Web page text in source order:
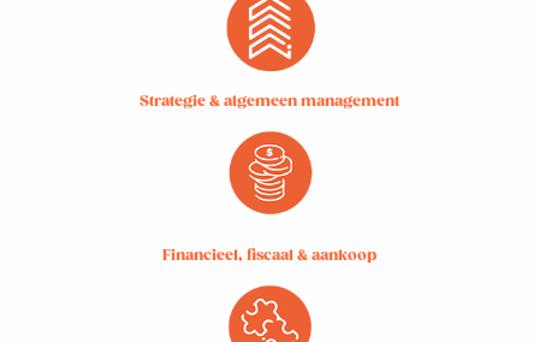
Strategie & algemeen management
Financieel, fiscaal & aankoop